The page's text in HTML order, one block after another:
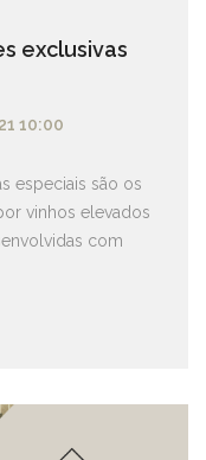
exclusivas
10:00
especiais são os
vinhos elevados
com